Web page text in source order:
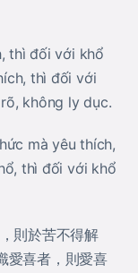
thì đối với khổ
thì đối với
không ly dục.
mà yêu thích,
thì đối với khổ
則於苦不得解
愛喜者，則愛喜